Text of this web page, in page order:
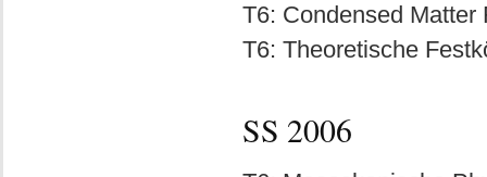
T6: Condensed Matter
T6: Theoretische
SS 2006